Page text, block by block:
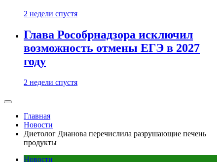
2 недели спустя
Глава Рособрнадзора исключил
возможность отмены ЕГЭ в 2027
году
2 недели спустя
Главная
Новости
Диетолог Дианова перечислила разрушающие печень
продукты
Новости